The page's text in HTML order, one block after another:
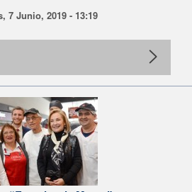
7 Junio, 2019 - 13:19